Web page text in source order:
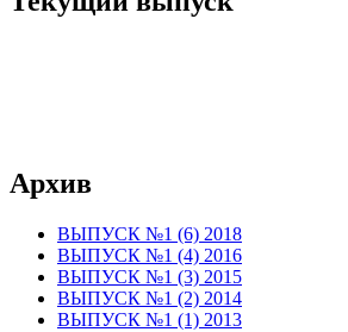
Архив
ВЫПУСК №1 (6) 2018
ВЫПУСК №1 (4) 2016
ВЫПУСК №1 (3) 2015
ВЫПУСК №1 (2) 2014
ВЫПУСК №1 (1) 2013